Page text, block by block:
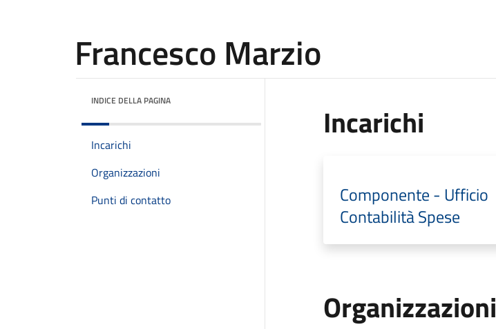
Francesco Marzio
INDICE DELLA PAGINA
Incarichi
Organizzazioni
Punti di contatto
Incarichi
Componente - Ufficio
Contabilità Spese
Organizzazioni